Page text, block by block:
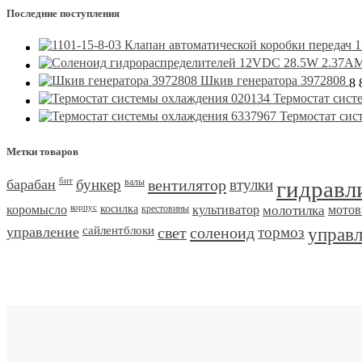
Последние поступления
Шкив генератора 3972808 8
Термостат
Термостат
Метки товаров
барабан бит бункер валы вентиляторвтулки
коромысло корпус косилка крестовины культиватор молотилка
управление сайлентблоки светсоленоидтормоз